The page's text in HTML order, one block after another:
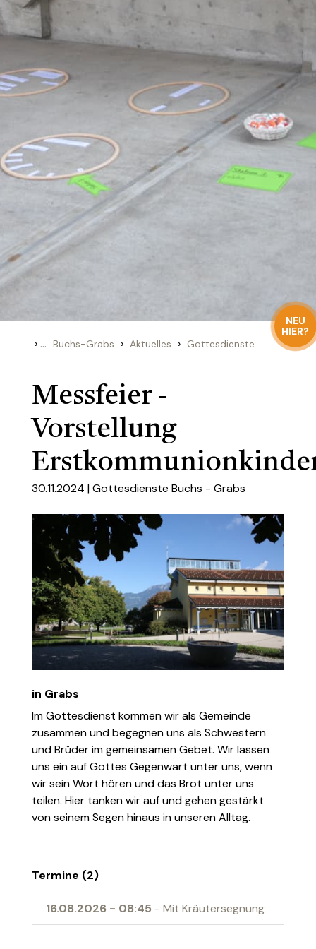
NEU
HIER?
› ... Buchs-Grabs › Aktuelles › Gottesdienste
Messfeier -
Vorstellung
30.11.2024 |Gottesdienste Buchs - Grabs
in Grabs
Im Gottesdienst kommen wir als Gemeinde
zusammen und begegnen uns als Schwestern
und Brüder im gemeinsamen Gebet. Wir lassen
uns ein auf Gottes Gegenwart unter uns, wenn
wir sein Wort hören und das Brot unter uns
teilen. Hier tanken wir auf und gehen gestärkt
von seinem Segen hinaus in unseren Alltag.
Termine (2)
16.08.2026 - 08:45 - Mit Kräutersegnung